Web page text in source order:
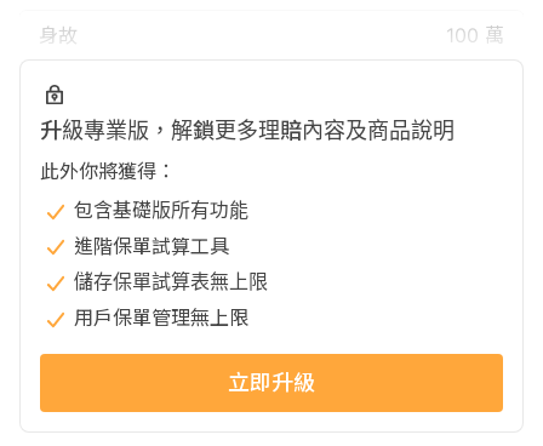
身故 100 萬
升級專業版，解鎖更多理賠內容及商品說明
此外你將獲得：
包含基礎版所有功能
進階保單試算工具
儲存保單試算表無上限
用戶保單管理無上限
立即升級